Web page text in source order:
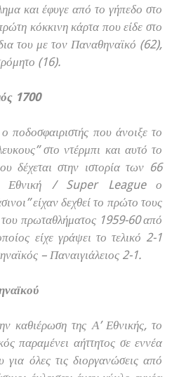
και έφυγε από το γήπεδο στο
κόκκινη κάρτα που είδε στο
του με τον Παναθηναϊκό (62),
(16).
1700
ποδοσφαιριστής που άνοιξε το
στο ντέρμπι και αυτό το
δέχεται στην ιστορία των 66
Εθνική / Super League ο
είχαν δεχθεί το πρώτο τους
του πρωταθλήματος 1959-60 από
είχε γράψει το τελικό 2-1
– Παναιγιάλειος 2-1.
καθιέρωση της Α’ Εθνικής, το
παραμένει αήττητος σε εννέα
για όλες τις διοργανώσεις από